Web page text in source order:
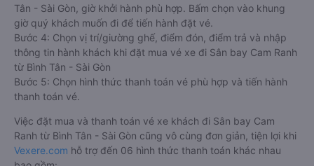
Tân - Sài Gòn, giờ khởi hành phù hợp. Bấm chọn vào khung
giờ quý khách muốn đi để tiến hành đặt vé.
Bước 4: Chọn vị trí/giường ghế, điểm đón, điểm trả và nhập
thông tin hành khách khi đặt mua vé xe đi Sân bay Cam Ranh
từ Bình Tân - Sài Gòn
Bước 5: Chọn hình thức thanh toán vé phù hợp và tiến hành
thanh toán vé.
Việc đặt mua và thanh toán vé xe khách đi Sân bay Cam
Ranh từ Bình Tân - Sài Gòn cũng vô cùng đơn giản, tiện lợi khi
Vexere.com hỗ trợ đến 06 hình thức thanh toán khác nhau